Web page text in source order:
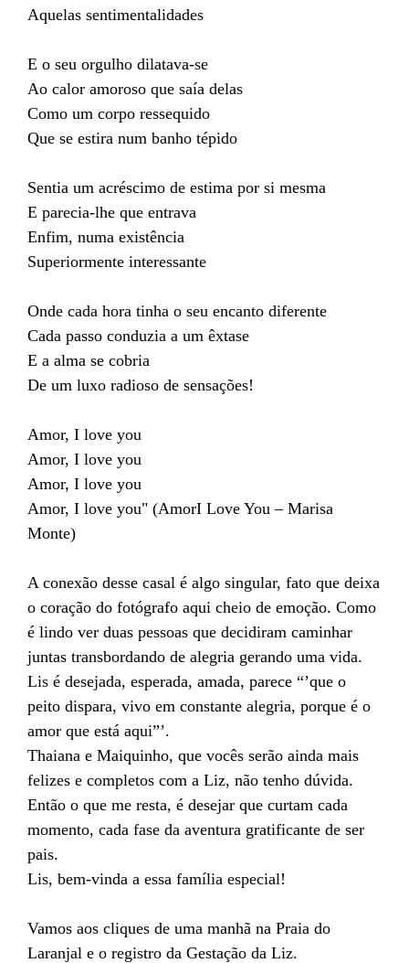
Aquelas sentimentalidades
E o seu orgulho dilatava-se
Ao calor amoroso que saía delas
Como um corpo ressequido
Que se estira num banho tépido
Sentia um acréscimo de estima por si mesma
E parecia-lhe que entrava
Enfim, numa existência
Superiormente interessante
Onde cada hora tinha o seu encanto diferente
Cada passo conduzia a um êxtase
E a alma se cobria
De um luxo radioso de sensações!
Amor, I love you
Amor, I love you
Amor, I love you
Amor, I love you" (AmorI Love You – Marisa
Monte)
A conexão desse casal é algo singular, fato que deixa
o coração do fotógrafo aqui cheio de emoção. Como
é lindo ver duas pessoas que decidiram caminhar
juntas transbordando de alegria gerando uma vida.
Lis é desejada, esperada, amada, parece “’que o
peito dispara, vivo em constante alegria, porque é o
amor que está aqui”’.
Thaiana e Maiquinho, que vocês serão ainda mais
felizes e completos com a Liz, não tenho dúvida.
Então o que me resta, é desejar que curtam cada
momento, cada fase da aventura gratificante de ser
pais.
Lis, bem-vinda a essa família especial!
Vamos aos cliques de uma manhã na Praia do
Laranjal e o registro da Gestação da Liz.